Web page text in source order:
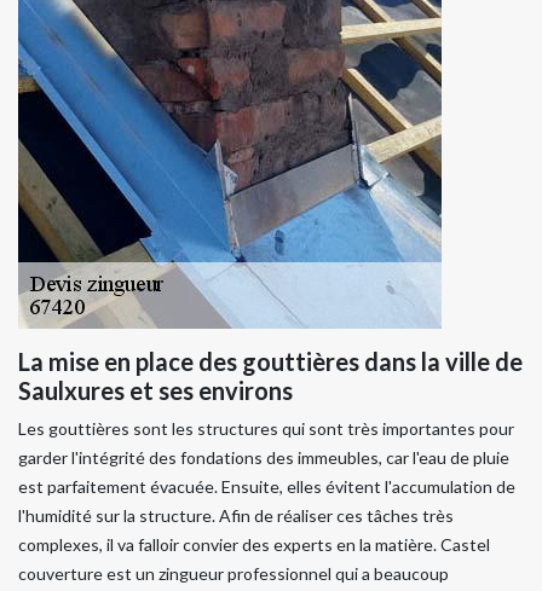
La mise en place des gouttières dans la ville de
Saulxures et ses environs
Les gouttières sont les structures qui sont très importantes pour
garder l'intégrité des fondations des immeubles, car l'eau de pluie
est parfaitement évacuée. Ensuite, elles évitent l'accumulation de
l'humidité sur la structure. Afin de réaliser ces tâches très
complexes, il va falloir convier des experts en la matière. Castel
couverture est un zingueur professionnel qui a beaucoup